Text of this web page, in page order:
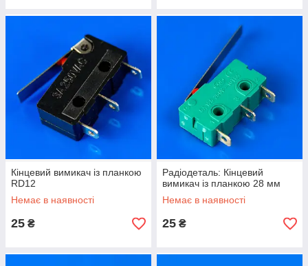
Кінцевий вимикач із планкою
RD12
Немає в наявності
25 ₴
Радіодеталь: Кінцевий
вимикач із планкою 28 мм
Немає в наявності
25 ₴